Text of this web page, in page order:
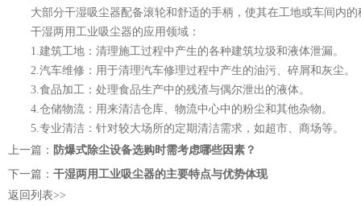
大部分干湿吸尘器配备滚轮和舒适的手柄，使其在工地或车间内的
干湿两用工业吸尘器的应用领域：
1.建筑工地：清理施工过程中产生的各种建筑垃圾和液体泄漏。
2.汽车维修：用于清理汽车修理过程中产生的油污、碎屑和灰尘。
3.食品加工：处理食品生产中的残渣与偶尔泄出的液体。
4.仓储物流：用来清洁仓库、物流中心中的粉尘和其他杂物。
5.专业清洁：针对较大场所的定期清洁需求，如超市、商场等。
上一篇： 防爆式除尘设备选购时需考虑哪些因素？
下一篇： 干湿两用工业吸尘器的主要特点与优势体现
返回列表>>